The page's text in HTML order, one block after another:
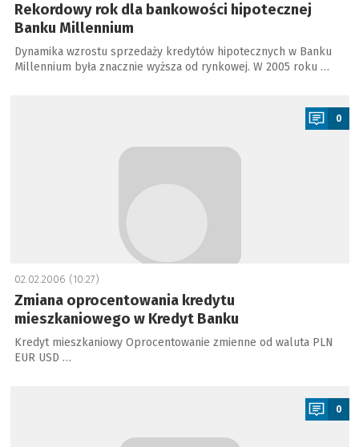
Rekordowy rok dla bankowości hipotecznej
Banku Millennium
Dynamika wzrostu sprzedaży kredytów hipotecznych w Banku
Millennium była znacznie wyższa od rynkowej. W 2005 roku …
0
02.02.2006 (10:27)
Zmiana oprocentowania kredytu
mieszkaniowego w Kredyt Banku
Kredyt mieszkaniowy Oprocentowanie zmienne od waluta PLN
EUR USD …
0